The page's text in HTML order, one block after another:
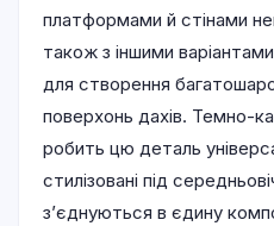
платформами й стінами
також з іншими
для створення
поверхонь дахів. Темно-
робить цю деталь
стилізовані під
з’єднуються в єдину